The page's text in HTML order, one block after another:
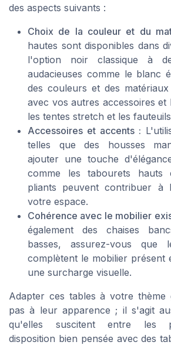
des aspects suivants :
Choix de la couleur et du
hautes sont disponibles dans
l'option noir classique à
audacieuses comme le blanc
des couleurs et des
avec vos autres accessoires et
les tentes stretch et les
Accessoires et accents :
telles que des housses
ajouter une touche
comme les tabourets hauts
pliants peuvent contribuer à
votre espace.
Cohérence avec le mobilier
également des chaises
basses, assurez-vous que
complètent le mobilier présent
une surcharge visuelle.
Adapter ces tables à votre thème
pas à leur apparence ; il s'agit
qu'elles suscitent entre les
disposition bien pensée avec des